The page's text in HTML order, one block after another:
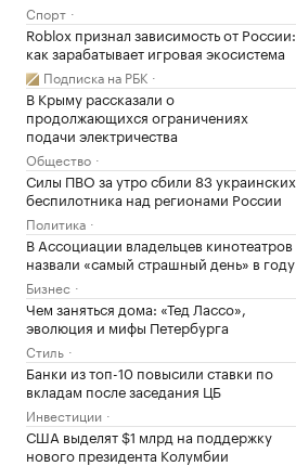
Спорт
Roblox признал зависимость от России:
как зарабатывает игровая экосистема
Подписка на РБК
В Крыму рассказали о
продолжающихся ограничениях
подачи электричества
Общество
Силы ПВО за утро сбили 83 украинских
беспилотника над регионами России
Политика
В Ассоциации владельцев кинотеатров
назвали «самый страшный день» в году
Бизнес
Чем заняться дома: «Тед Лассо»,
эволюция и мифы Петербурга
Стиль
Банки из топ-10 повысили ставки по
вкладам после заседания ЦБ
Инвестиции
США выделят $1 млрд на поддержку
нового президента Колумбии